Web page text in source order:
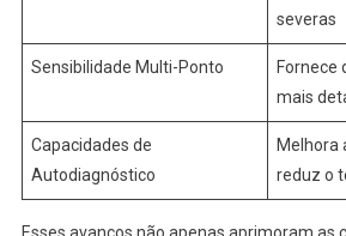
severas
Sensibilidade Multi-Ponto
Fornece
mais
Capacidades de
Autodiagnóstico
Melhora
reduz o